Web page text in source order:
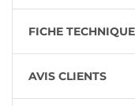
FICHE TECHNIQUE
AVIS CLIENTS